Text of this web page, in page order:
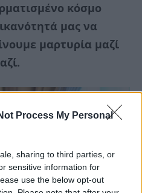
Process My Personal
sharing to third parties, or
sensitive information for
use the below opt-out
κόσμο
μας να
μαρτυρία μαζί